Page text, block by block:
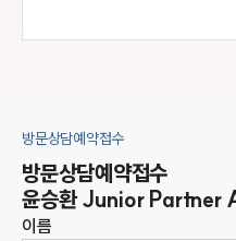
방문상담예약접수
방문상담예약접수
윤승환Junior Partner
이름